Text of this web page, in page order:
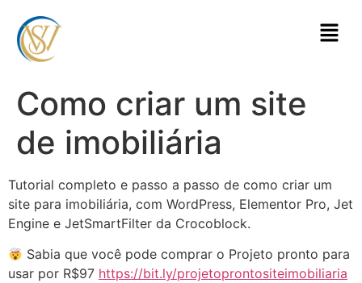
Como criar um site
de imobiliária
Tutorial completo e passo a passo de como criar um
site para imobiliária, com WordPress, Elementor Pro, Jet
Engine e JetSmartFilter da Crocoblock.
Sabia que você pode comprar o Projeto pronto para
usar por R$97 https://bit.ly/projetoprontositeimobiliaria